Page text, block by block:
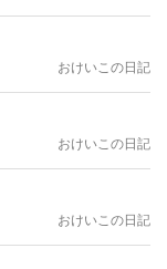
おけいこの日記
おけいこの日記
おけいこの日記